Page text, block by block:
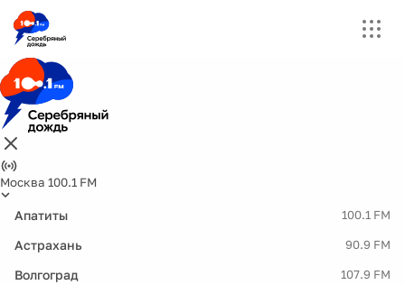
Москва 100.1 FM
Апатиты 100.1 FM
Астрахань 90.9 FM
Волгоград 107.9 FM